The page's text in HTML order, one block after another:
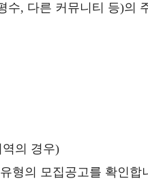
, 다른 커뮤니티 등)의
의 경우)
형의 모집공고를 확인합